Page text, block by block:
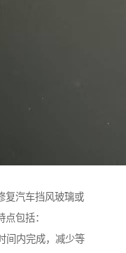
复汽车挡风玻璃或
包括：
间内完成，减少等